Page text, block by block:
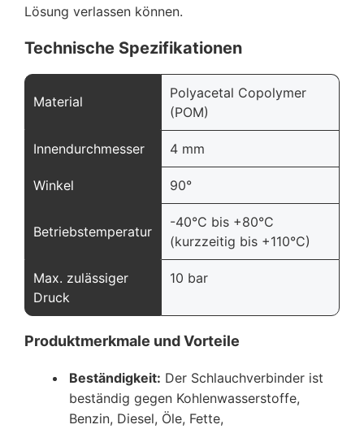
Lösung verlassen können.
Technische Spezifikationen
Material
Polyacetal Copolymer
(POM)
Innendurchmesser 4 mm
Winkel 90°
Betriebstemperatur
-40°C bis +80°C
(kurzzeitig bis +110°C)
Max. zulässiger
Druck
10 bar
Produktmerkmale und Vorteile
Beständigkeit: Der Schlauchverbinder ist
beständig gegen Kohlenwasserstoffe,
Benzin, Diesel, Öle, Fette,